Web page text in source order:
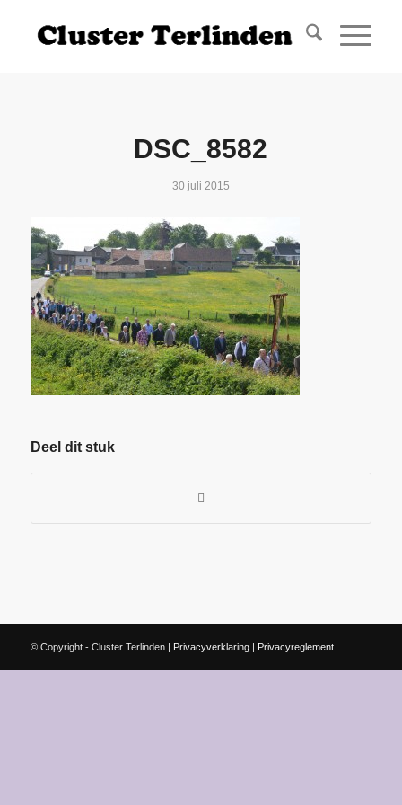
DSC_8582
30 juli 2015
Deel dit stuk
© Copyright - Cluster Terlinden | Privacyverklaring| Privacyreglement